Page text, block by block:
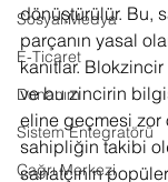
Sosyal Medya
E-Ticaret
Donanım
Sistem Entegratörü
Çağrı Merkezi
dönüştürülür. Bu,
parçanın yasal
kanıtlar.
ve bu zincirin
eline geçmesi zor
sahipliğin takibi
sanatçının